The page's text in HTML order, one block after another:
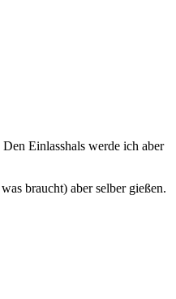
Einlasshals werde ich aber
braucht) aber selber gießen.